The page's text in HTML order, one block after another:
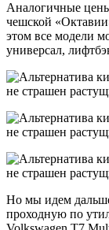
Аналогичные
чешской
этом все модели
универсал,
Но мы идем
проходную по